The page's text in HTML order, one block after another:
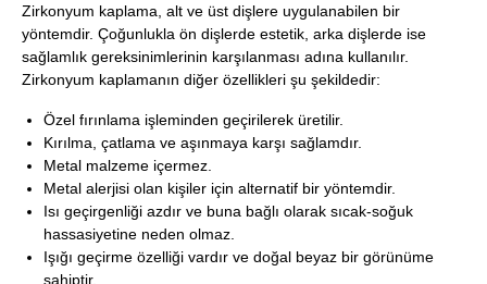
Zirkonyum kaplama, alt ve üst dişlere uygulanabilen bir
yöntemdir. Çoğunlukla ön dişlerde estetik, arka dişlerde ise
sağlamlık gereksinimlerinin karşılanması adına kullanılır.
Zirkonyum kaplamanın diğer özellikleri şu şekildedir:
Özel fırınlama işleminden geçirilerek üretilir.
Kırılma, çatlama ve aşınmaya karşı sağlamdır.
Metal malzeme içermez.
Metal alerjisi olan kişiler için alternatif bir yöntemdir.
Isı geçirgenliği azdır ve buna bağlı olarak sıcak-soğuk
hassasiyetine neden olmaz.
Işığı geçirme özelliği vardır ve doğal beyaz bir görünüme
sahiptir.